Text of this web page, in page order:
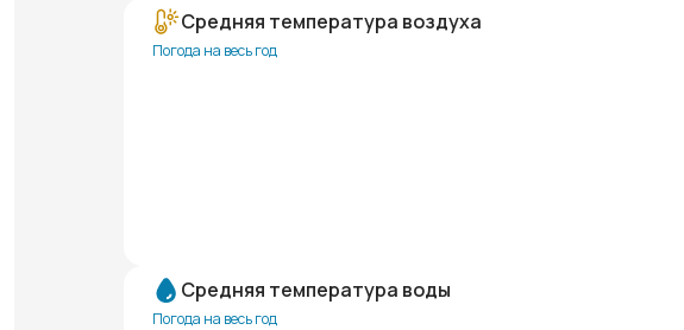
Средняя температура воздуха
Погода на весь год
Средняя температура воды
Погода на весь год